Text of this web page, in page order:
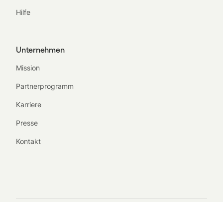
Hilfe
Unternehmen
Mission
Partnerprogramm
Karriere
Presse
Kontakt